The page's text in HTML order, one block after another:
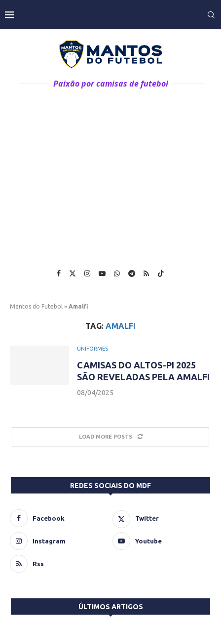
Paixão por camisas de futebol
Mantos do Futebol » Amalfi
TAG: AMALFI
UNIFORMES
CAMISAS DO ALTOS-PI 2025
SÃO REVELADAS PELA AMALFI
08/04/2025
LOAD MORE POSTS
REDES SOCIAIS DO MDF
Facebook Twitter
Instagram Youtube
Rss
ÚLTIMOS ARTIGOS